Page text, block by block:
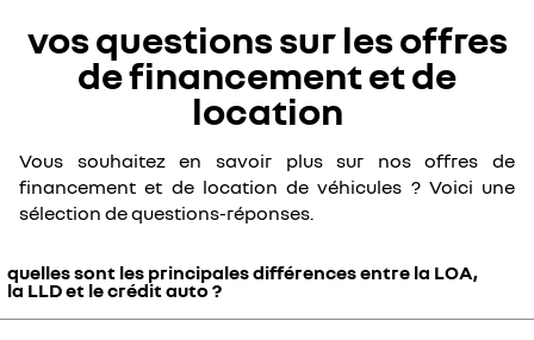
vos questions sur les offres
de financement et de
location
Vous souhaitez en savoir plus sur nos offres de
financement et de location de véhicules ?​ Voici une
sélection de questions-réponses.
quelles sont les principales différences entre la LOA,
la LLD et le crédit auto ?